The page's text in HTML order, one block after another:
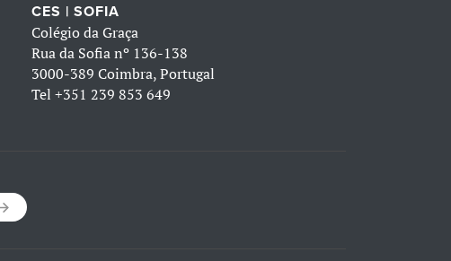
CES | SOFIA
Colégio da Graça
Rua da Sofia nº 136-138
3000-389 Coimbra, Portugal
Tel +351 239 853 649